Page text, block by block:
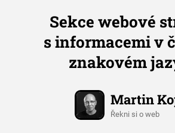
Sekce webové
s informacemi v
znakovém
Martin
Řekni si o web